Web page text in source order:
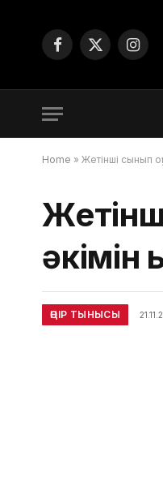
Facebook
X
Home » Жетінші сынып
әкімін
ӨҢІР ТЫНЫСЫ